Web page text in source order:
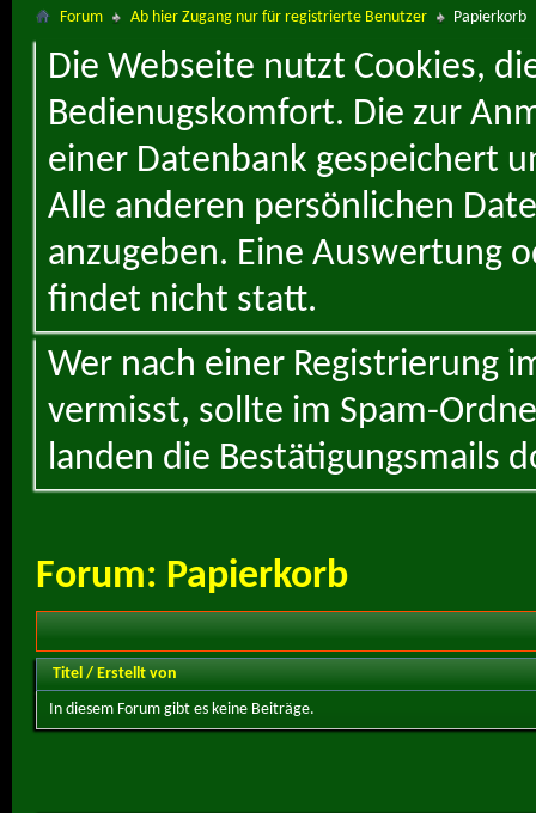
Forum Ab hier Zugang nur für registrierte Benutzer Papierkorb
Die Webseite nutzt Cookies,
Bedienugskomfort. Die zur
einer Datenbank gespeichert
Alle anderen persönlichen
anzugeben. Eine Auswertung
findet nicht statt.
Wer nach einer Registrierung
vermisst, sollte im Spam-
landen die Bestätigungsmails
Forum: Papierkorb
Titel / Erstellt von
In diesem Forum gibt es keine Beiträge.